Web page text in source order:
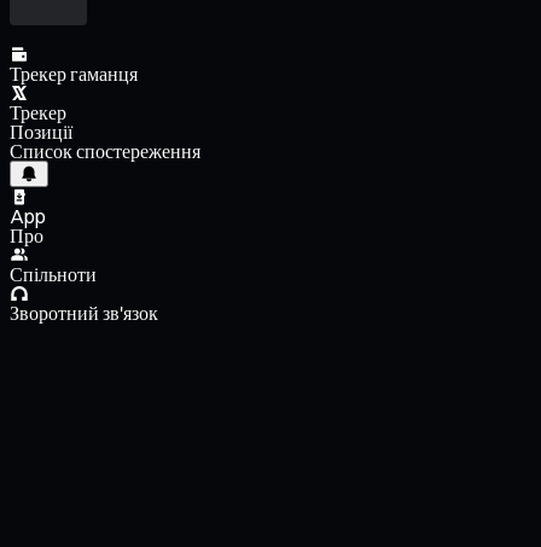
Трекер гаманця
Трекер
Позиції
Список спостереження
App
Про
Спільноти
Зворотний зв'язок